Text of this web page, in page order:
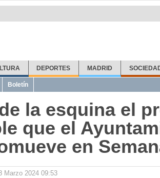
DEPORTES MADRID
Boletín
la esquina el
que el
en
Marzo 2024 09:53